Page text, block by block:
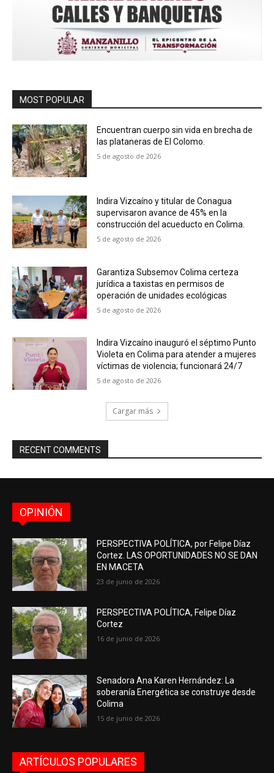
MOST POPULAR
Encuentran cuerpo sin vida en brecha de
las plataneras de El Colomo.
5 de agosto de 2026
Indira Vizcaíno y titular de Conagua
supervisaron avance de 45% en la
construcción del acueducto en Colima.
5 de agosto de 2026
Garantiza Subsemov Colima certeza
jurídica a taxistas en permisos de
operación de unidades ecológicas
5 de agosto de 2026
Indira Vizcaíno inauguró el séptimo Punto
Violeta en Colima para atender a mujeres
víctimas de violencia; funcionará 24/7
5 de agosto de 2026
Cargar más
RECENT COMMENTS
OPINIÓN
PERSPECTIVA POLÍTICA, por Felipe Díaz
Cortez. LAS OPORTUNIDADES NO SE DAN
EN MACETA
23 de junio de 2026
PERSPECTIVA POLÍTICA, Felipe Díaz
Cortez
16 de junio de 2026
Senadora Ana Karen Hernández: La
soberanía Energética se construye desde
Colima
15 de junio de 2026
ARTÍCULOS POPULARES